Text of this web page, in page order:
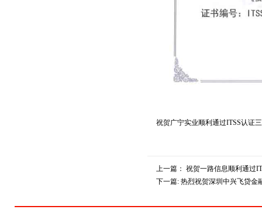
祝贺广宁实业顺利通过ITSS认证
上一篇： 祝贺一路信息顺利通过
下一篇: 热烈祝贺深圳中兴飞贷金